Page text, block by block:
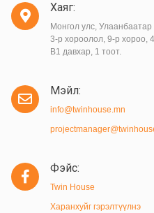
Хаяг:
Монгол улс, Улаанбаатар
3-р хороолол, 9-р хороо,
B1 давхар, 1 тоот.
Мэйл:
info@twinhouse.mn
Фэйс:
Twin House
Харанхуйг гэрэлтүүлнэ